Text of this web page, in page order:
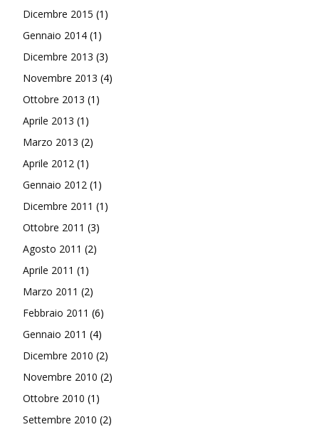
Dicembre 2015 (1)
Gennaio 2014 (1)
Dicembre 2013 (3)
Novembre 2013 (4)
Ottobre 2013 (1)
Aprile 2013 (1)
Marzo 2013 (2)
Aprile 2012 (1)
Gennaio 2012 (1)
Dicembre 2011 (1)
Ottobre 2011 (3)
Agosto 2011 (2)
Aprile 2011 (1)
Marzo 2011 (2)
Febbraio 2011 (6)
Gennaio 2011 (4)
Dicembre 2010 (2)
Novembre 2010 (2)
Ottobre 2010 (1)
Settembre 2010 (2)